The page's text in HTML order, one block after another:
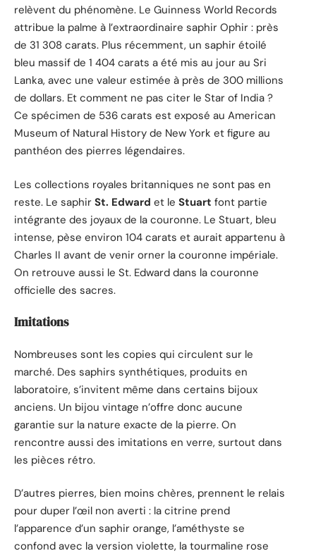
relèvent du phénomène. Le Guinness World Records
attribue la palme à l’extraordinaire saphir Ophir : près
de 31 308 carats. Plus récemment, un saphir étoilé
bleu massif de 1 404 carats a été mis au jour au Sri
Lanka, avec une valeur estimée à près de 300 millions
de dollars. Et comment ne pas citer le Star of India ?
Ce spécimen de 536 carats est exposé au American
Museum of Natural History de New York et figure au
panthéon des pierres légendaires.
Les collections royales britanniques ne sont pas en
reste. Le saphir St. Edward et le Stuart font partie
intégrante des joyaux de la couronne. Le Stuart, bleu
intense, pèse environ 104 carats et aurait appartenu à
Charles II avant de venir orner la couronne impériale.
On retrouve aussi le St. Edward dans la couronne
officielle des sacres.
Imitations
Nombreuses sont les copies qui circulent sur le
marché. Des saphirs synthétiques, produits en
laboratoire, s’invitent même dans certains bijoux
anciens. Un bijou vintage n’offre donc aucune
garantie sur la nature exacte de la pierre. On
rencontre aussi des imitations en verre, surtout dans
les pièces rétro.
D’autres pierres, bien moins chères, prennent le relais
pour duper l’œil non averti : la citrine prend
l’apparence d’un saphir orange, l’améthyste se
confond avec la version violette, la tourmaline rose